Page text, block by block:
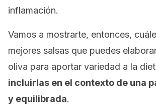
inflamación.
Vamos a mostrarte, entonces,
mejores salsas que puedes
oliva para aportar variedad a la
incluirlas en el contexto de una
y equilibrada.